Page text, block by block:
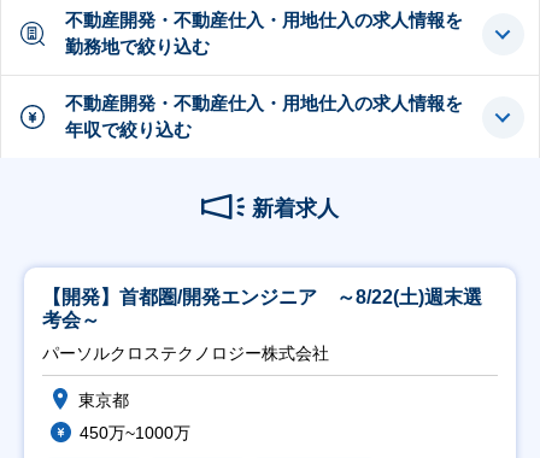
不動産開発・不動産仕入・用地仕入の求人情報を
勤務地で絞り込む
不動産開発・不動産仕入・用地仕入の求人情報を
年収で絞り込む
新着求人
【開発】首都圏/開発エンジニア ～8/22(土)週末選
考会～
パーソルクロステクノロジー株式会社
東京都
450万~1000万